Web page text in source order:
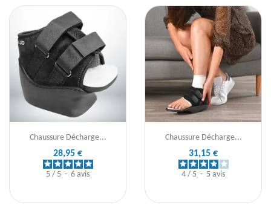
Chaussure Décharge...
28,95 €
5 / 5 - 6 avis
Chaussure Décharge...
31,15 €
4 / 5 - 5 avis